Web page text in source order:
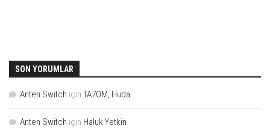
SON YORUMLAR
Anten Switch için TA7OM, Huda
Anten Switch için Haluk Yetkin